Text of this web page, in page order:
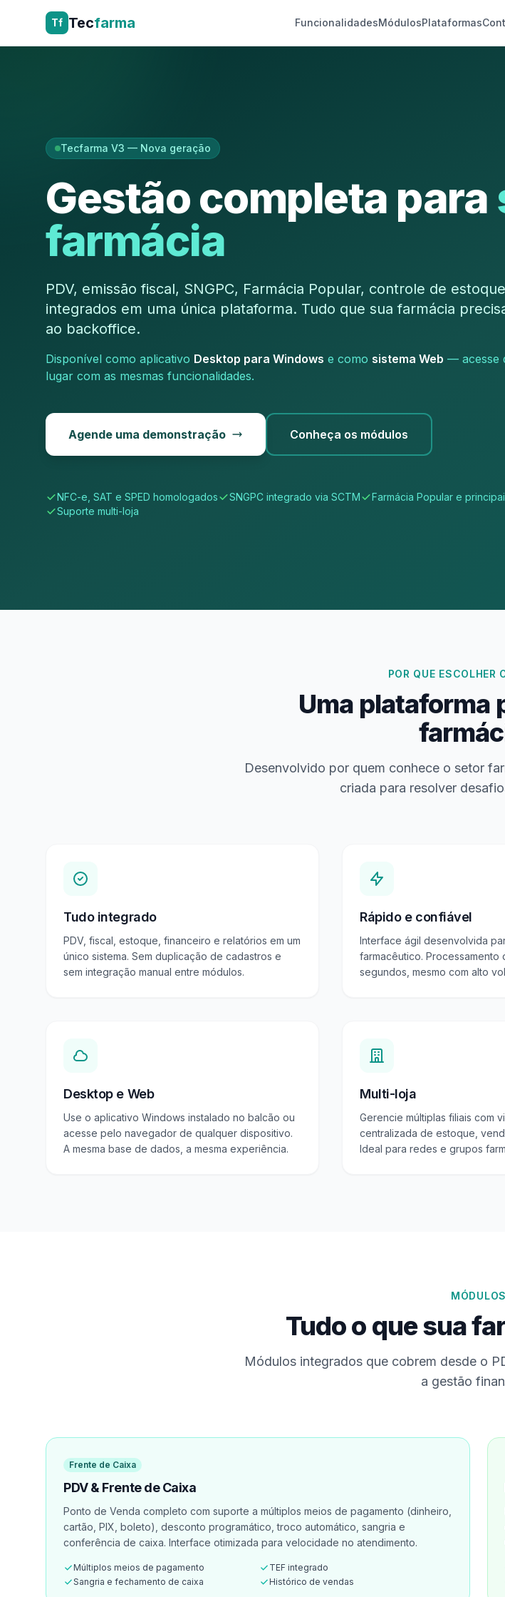
Tf Tecfarma FuncionalidadesMódulosPlataformas
Tecfarma V3 — Nova geração
Gestão completa para
farmácia
PDV, emissão fiscal, SNGPC, Farmácia Popular, controle de
integrados em uma única plataforma. Tudo que sua farmácia
ao backoffice.
Disponível como aplicativo Desktop para Windows e como sistema Web — acesse
lugar com as mesmas funcionalidades.
Agende uma demonstração Conheça os módulos
NFC-e, SAT e SPED homologados SNGPC integrado via SCTM
Farmácia Popular e
Suporte multi-loja
POR QUE ESCOLHER
Uma plataforma
Desenvolvido por quem conhece o setor
criada para resolver
Tudo integrado
PDV, fiscal, estoque, financeiro e relatórios em um
único sistema. Sem duplicação de cadastros e
sem integração manual entre módulos.
Rápido e confiável
Interface ágil desenvolvida
farmacêutico. Processamento
segundos, mesmo com alto
Desktop e Web
Use o aplicativo Windows instalado no balcão ou
acesse pelo navegador de qualquer dispositivo.
A mesma base de dados, a mesma experiência.
Multi-loja
Gerencie múltiplas filiais com
centralizada de estoque,
Ideal para redes e grupos
MÓDULOS
Tudo o que sua
Módulos integrados que cobrem desde o
a gestão
Frente de Caixa
PDV & Frente de Caixa
Ponto de Venda completo com suporte a múltiplos meios de pagamento (dinheiro,
cartão, PIX, boleto), desconto programático, troco automático, sangria e
conferência de caixa. Interface otimizada para velocidade no atendimento.
Múltiplos meios de pagamento
TEF integrado
Sangria e fechamento de caixa
Histórico de vendas